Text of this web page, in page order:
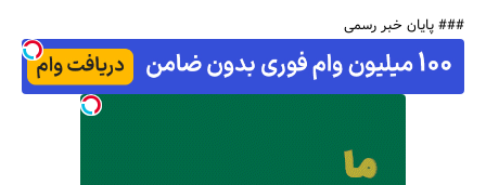
### پایان خبر رسمی